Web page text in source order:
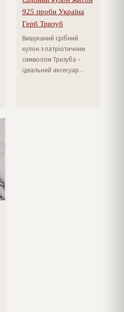
925 проби Україна
Герб Тризуб
Вишуканий срібний
кулон з патріотичним
символом Тризуба –
ідеальний аксесуар...